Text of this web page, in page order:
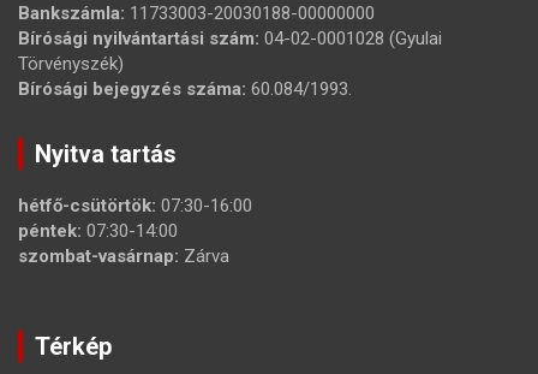
Bankszámla: 11733003-20030188-00000000
Bírósági nyilvántartási szám: 04-02-0001028 (Gyulai
Törvényszék)
Bírósági bejegyzés száma: 60.084/1993.
Nyitva tartás
hétfő-csütörtök: 07:30-16:00
péntek: 07:30-14:00
szombat-vasárnap: Zárva
Térkép